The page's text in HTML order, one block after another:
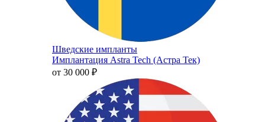
Шведские импланты
Имплантация Astra Tech (Астра Тек)
от 30 000 ₽